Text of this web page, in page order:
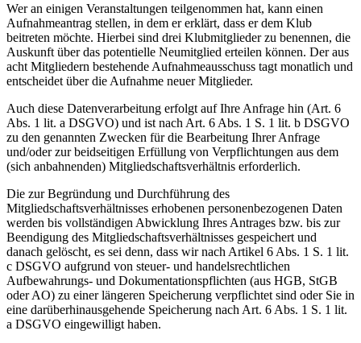
Wer an einigen Veranstaltungen teilgenommen hat, kann einen
Aufnahmeantrag stellen, in dem er erklärt, dass er dem Klub
beitreten möchte. Hierbei sind drei Klubmitglieder zu benennen, die
Auskunft über das potentielle Neumitglied erteilen können. Der aus
acht Mitgliedern bestehende Aufnahmeausschuss tagt monatlich und
entscheidet über die Aufnahme neuer Mitglieder.
Auch diese Datenverarbeitung erfolgt auf Ihre Anfrage hin (Art. 6
Abs. 1 lit. a DSGVO) und ist nach Art. 6 Abs. 1 S. 1 lit. b DSGVO
zu den genannten Zwecken für die Bearbeitung Ihrer Anfrage
und/oder zur beidseitigen Erfüllung von Verpflichtungen aus dem
(sich anbahnenden) Mitgliedschaftsverhältnis erforderlich.
Die zur Begründung und Durchführung des
Mitgliedschaftsverhältnisses erhobenen personenbezogenen Daten
werden bis vollständigen Abwicklung Ihres Antrages bzw. bis zur
Beendigung des Mitgliedschaftsverhältnisses gespeichert und
danach gelöscht, es sei denn, dass wir nach Artikel 6 Abs. 1 S. 1 lit.
c DSGVO aufgrund von steuer- und handelsrechtlichen
Aufbewahrungs- und Dokumentationspflichten (aus HGB, StGB
oder AO) zu einer längeren Speicherung verpflichtet sind oder Sie in
eine darüberhinausgehende Speicherung nach Art. 6 Abs. 1 S. 1 lit.
a DSGVO eingewilligt haben.